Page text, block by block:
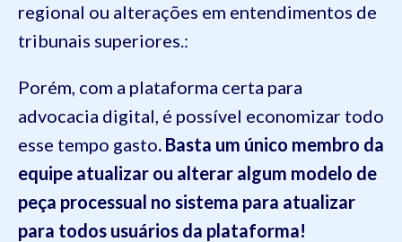
regional ou alterações em entendimentos de
tribunais superiores.:
Porém, com a plataforma certa para
advocacia digital, é possível economizar todo
esse tempo gasto. Basta um único membro da
equipe atualizar ou alterar algum modelo de
peça processual no sistema para atualizar
para todos usuários da plataforma!